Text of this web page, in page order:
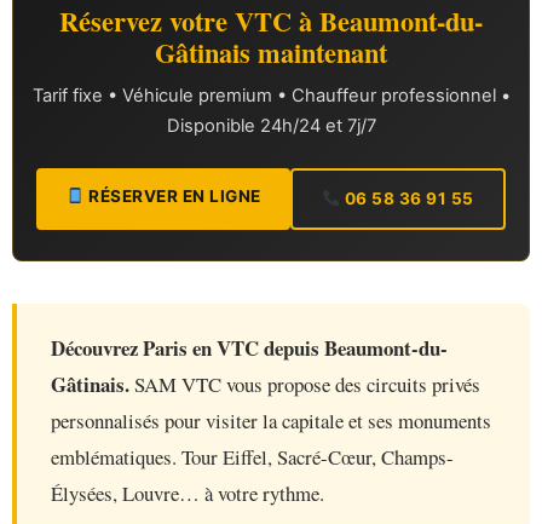
Réservez votre VTC à Beaumont-du-
Gâtinais maintenant
Tarif fixe • Véhicule premium • Chauffeur professionnel •
Disponible 24h/24 et 7j/7
RÉSERVER EN LIGNE 06 58 36 91 55
Découvrez Paris en VTC depuis Beaumont-du-
Gâtinais.SAM VTC vous propose des circuits privés
personnalisés pour visiter la capitale et ses monuments
emblématiques. Tour Eiffel, Sacré-Cœur, Champs-
Élysées, Louvre… à votre rythme.